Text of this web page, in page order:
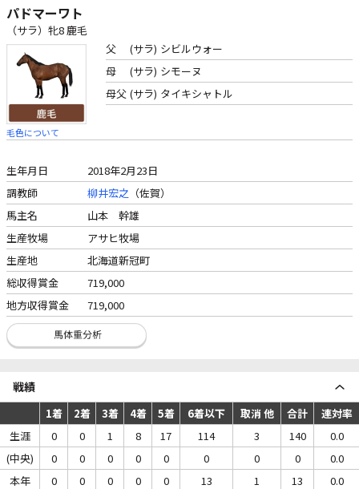
パドマーワト
（サラ）牝8 鹿毛
毛色について
父 (サラ) シビルウォー
母
(サラ) シモーヌ
母父 (サラ) タイキシャトル
生年月日
2018年2月23日
調教師
柳井宏之 （佐賀）
馬主名
山本 幹雄
生産牧場
アサヒ牧場
生産地
北海道新冠町
総収得賞金
719,000
地方収得賞金
719,000
戦績
1着 2着 3着 4着 5着 6着以下 取消 他 合計
連対率
生涯
0 0 1 8 17 114 3 140
0.0
(中央)
0 0 0 0 0 0 0 0
0.0
本年
0 0 0 0 0 13 1 13
0.0